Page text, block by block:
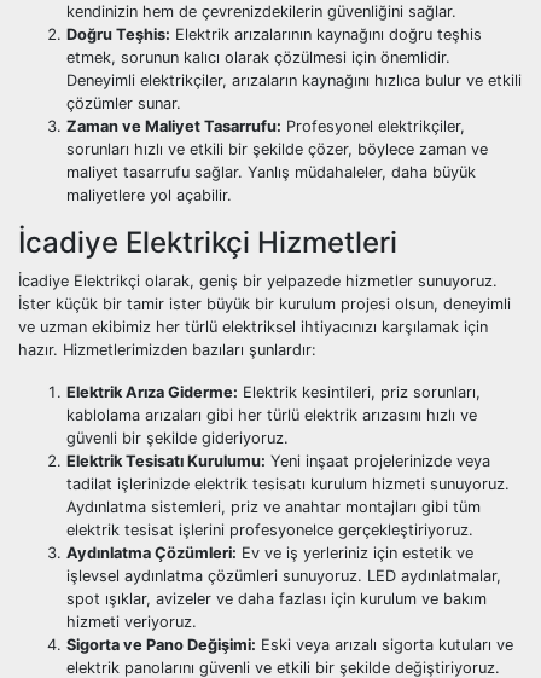
kendinizin hem de çevrenizdekilerin güvenliğini sağlar.
Doğru Teşhis: Elektrik arızalarının kaynağını doğru teşhis
etmek, sorunun kalıcı olarak çözülmesi için önemlidir.
Deneyimli elektrikçiler, arızaların kaynağını hızlıca bulur ve etkili
çözümler sunar.
Zaman ve Maliyet Tasarrufu: Profesyonel elektrikçiler,
sorunları hızlı ve etkili bir şekilde çözer, böylece zaman ve
maliyet tasarrufu sağlar. Yanlış müdahaleler, daha büyük
maliyetlere yol açabilir.
İcadiye Elektrikçi Hizmetleri
İcadiye Elektrikçi olarak, geniş bir yelpazede hizmetler sunuyoruz.
İster küçük bir tamir ister büyük bir kurulum projesi olsun, deneyimli
ve uzman ekibimiz her türlü elektriksel ihtiyacınızı karşılamak için
hazır. Hizmetlerimizden bazıları şunlardır:
Elektrik Arıza Giderme: Elektrik kesintileri, priz sorunları,
kablolama arızaları gibi her türlü elektrik arızasını hızlı ve
güvenli bir şekilde gideriyoruz.
Elektrik Tesisatı Kurulumu: Yeni inşaat projelerinizde veya
tadilat işlerinizde elektrik tesisatı kurulum hizmeti sunuyoruz.
Aydınlatma sistemleri, priz ve anahtar montajları gibi tüm
elektrik tesisat işlerini profesyonelce gerçekleştiriyoruz.
Aydınlatma Çözümleri: Ev ve iş yerleriniz için estetik ve
işlevsel aydınlatma çözümleri sunuyoruz. LED aydınlatmalar,
spot ışıklar, avizeler ve daha fazlası için kurulum ve bakım
hizmeti veriyoruz.
Sigorta ve Pano Değişimi: Eski veya arızalı sigorta kutuları ve
elektrik panolarını güvenli ve etkili bir şekilde değiştiriyoruz.